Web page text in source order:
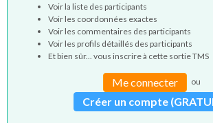
Voir la liste des participants
Voir les coordonnées exactes
Voir les commentaires des participants
Voir les profils détaillés des participants
Et bien sûr... vous inscrire à cette sortie TMS
Me connecter ou
Créer un compte